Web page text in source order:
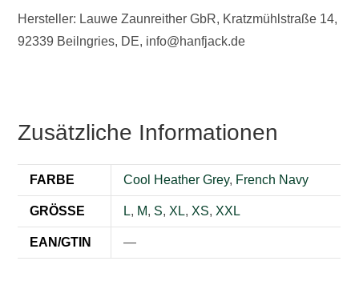
Hersteller: Lauwe Zaunreither GbR, Kratzmühlstraße 14,
92339 Beilngries, DE, info@hanfjack.de
Zusätzliche Informationen
FARBE Cool Heather Grey, French Navy
GRÖSSE L, M, S, XL, XS, XXL
EAN/GTIN —